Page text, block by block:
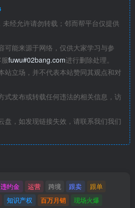
未经允许请勿转载；邻而帮平台仅提供
可能来源于网络，仅供大家学习与参
fuwu#02bang.com进行删除处理。
站立场，并不代表本站赞同其观点和对
式发布或转载任何违法的相关信息，访
盘，如发现链接失效，请联系我们我们
违约金 运营 跨境 跟卖
跟单
知识产权 百万月销
现场火爆